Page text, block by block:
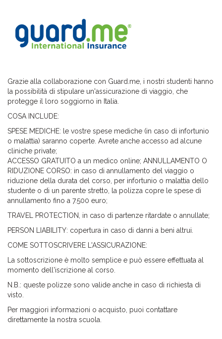
Grazie alla collaborazione con Guard.me, i nostri studenti hanno
la possibilità di stipulare un'assicurazione di viaggio, che
protegge il loro soggiorno in Italia.
COSA INCLUDE:
SPESE MEDICHE: le vostre spese mediche (in caso di infortunio
o malattia) saranno coperte. Avrete anche accesso ad alcune
cliniche private;
ACCESSO GRATUITO a un medico online; ANNULLAMENTO O
RIDUZIONE CORSO: in caso di annullamento del viaggio o
riduzione della durata del corso, per infortunio o malattia dello
studente o di un parente stretto, la polizza copre le spese di
annullamento fino a 7.500 euro;
TRAVEL PROTECTION, in caso di partenze ritardate o annullate;
PERSON LIABILITY: copertura in caso di danni a beni altrui.
COME SOTTOSCRIVERE L'ASSICURAZIONE:
La sottoscrizione è molto semplice e può essere effettuata al
momento dell'iscrizione al corso.
N.B.: queste polizze sono valide anche in caso di richiesta di
visto.
Per maggiori informazioni o acquisto, puoi contattare
direttamente la nostra scuola.